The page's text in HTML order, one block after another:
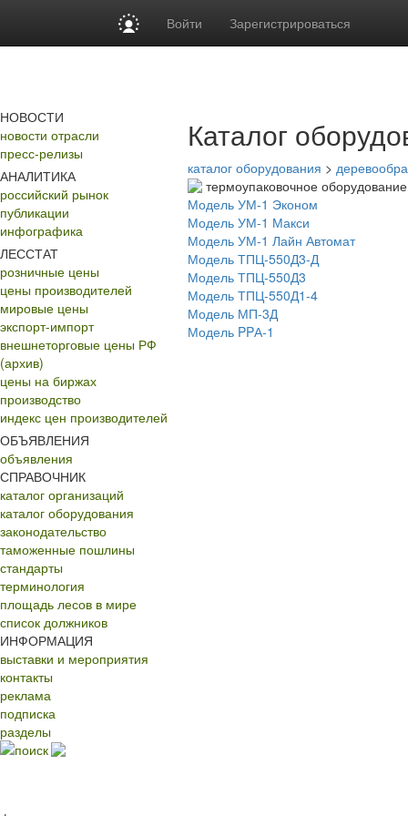
Войти Зарегистрироваться
НОВОСТИ
новости отрасли
пресс-релизы
АНАЛИТИКА
российский рынок
публикации
инфографика
ЛЕССТАТ
розничные цены
цены производителей
мировые цены
экспорт-импорт
внешнеторговые цены РФ
(архив)
цены на биржах
производство
индекс цен производителей
ОБЪЯВЛЕНИЯ
объявления
СПРАВОЧНИК
каталог организаций
каталог оборудования
законодательство
таможенные пошлины
стандарты
терминология
площадь лесов в мире
список должников
ИНФОРМАЦИЯ
выставки и мероприятия
контакты
реклама
подписка
разделы
поиск
Каталог
каталог оборудования >
термоупаковочное
Модель УМ-1 Эконом
Модель УМ-1 Макси
Модель УМ-1 Лайн Автомат
Модель ТПЦ-550Д3-Д
Модель ТПЦ-550Д3
Модель ТПЦ-550Д1-4
Модель МП-3Д
Модель PPА-1